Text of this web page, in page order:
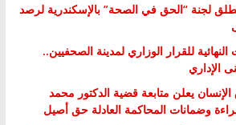
لجنة “الحق في الصحة” بالإسكندرية لرصد
للقرار الوزاري لمدينة الصحفيين..
الإداري
يعلن متابعة قضية الدكتور محمد
وضمانات المحاكمة العادلة حق أصيل